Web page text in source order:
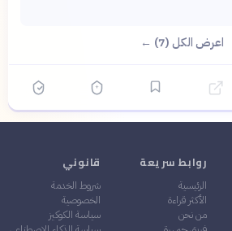
اعرض الكل (7) ←
روابط سريعة
الرئيسية
الأكثر قراءة
من نحن
قانوني
شروط الخدمة
الخصوصية
سياسة الكوكيز